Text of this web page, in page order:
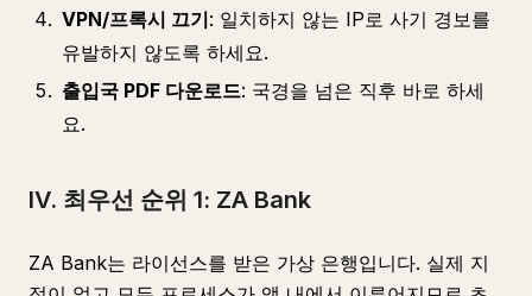
VPN/프록시 끄기: 일치하지 않는 IP로 사기 경보를
유발하지 않도록 하세요.
출입국 PDF 다운로드: 국경을 넘은 직후 바로 하세
요.
IV. 최우선 순위 1: ZA Bank
ZA Bank는 라이선스를 받은 가상 은행입니다. 실제 지